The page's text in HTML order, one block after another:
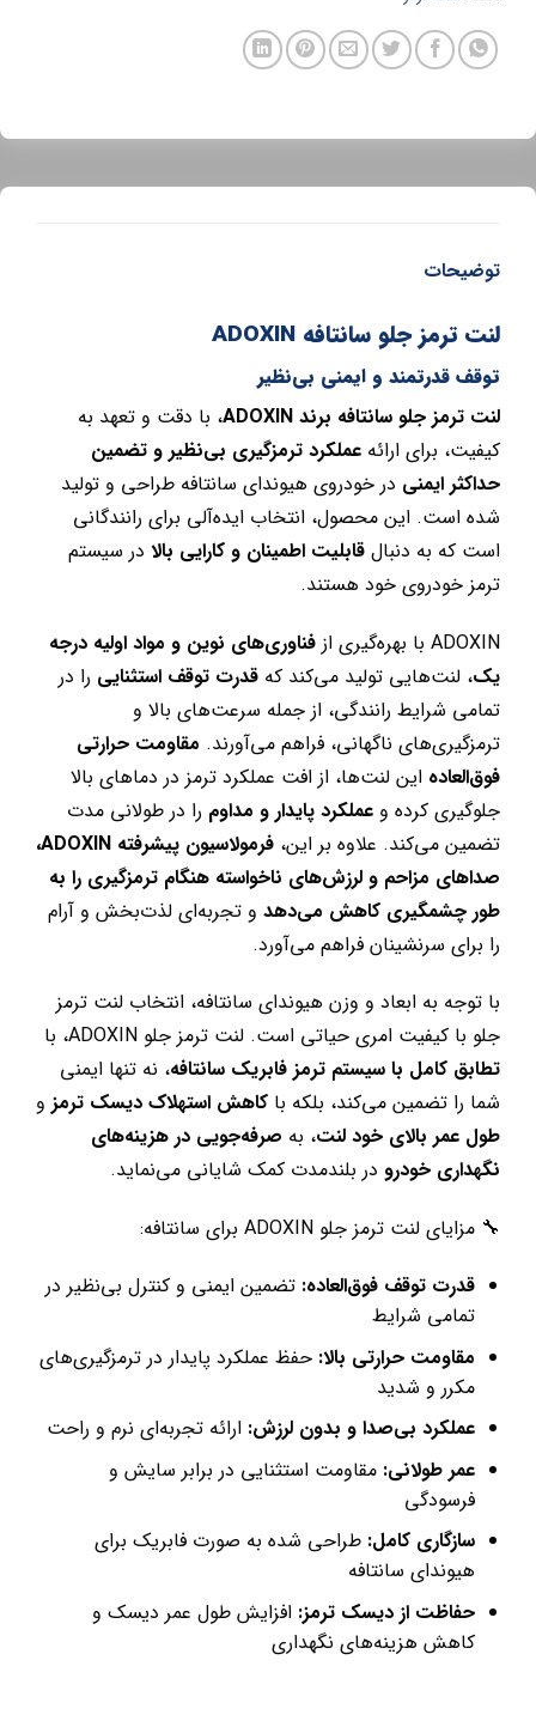
توضیحات
لنت ترمز جلو سانتافه ADOXIN
توقف قدرتمند و ایمنی بی‌نظیر
لنت ترمز جلو سانتافه برند ADOXIN
، با دقت و تعهد به
کیفیت، برای ارائهعملکرد ترمزگیری بی‌نظیر و تضمین
حداکثر ایمنیدر خودروی هیوندای سانتافه طراحی و تولید
شده است. این محصول، انتخاب ایده‌آلی برای رانندگانی
است که به دنبالقابلیت اطمینان و کارایی بالادر سیستم
ترمز خودروی خود هستند.
ADOXIN با بهره‌گیری از
فناوری‌های نوین و مواد اولیه درجه
یک، لنت‌هایی تولید می‌کند کهقدرت توقف استثناییرا در
تمامی شرایط رانندگی، از جمله سرعت‌های بالا و
ترمزگیری‌های ناگهانی، فراهم می‌آورند.مقاومت حرارتی
فوق‌العادهاین لنت‌ها، از افت عملکرد ترمز در دماهای بالا
جلوگیری کرده و عملکرد پایدار و مداومرا در طولانی مدت
تضمین می‌کند. علاوه بر این،
فرمولاسیون پیشرفته ADOXIN،
صداهای مزاحم و لرزش‌های ناخواسته هنگام ترمزگیری را به
طور چشمگیری کاهش می‌دهدو تجربه‌ای لذت‌بخش و آرام
را برای سرنشینان فراهم می‌آورد.
با توجه به ابعاد و وزن هیوندای سانتافه، انتخاب لنت ترمز
جلو با کیفیت امری حیاتی است. لنت ترمز جلو ADOXIN، با
تطابق کامل با سیستم ترمز فابریک سانتافه، نه تنها ایمنی
شما را تضمین می‌کند، بلکه با کاهش استهلاک دیسک ترمزو
طول عمر بالای خود لنت، بهصرفه‌جویی در هزینه‌های
نگهداری خودرودر بلندمدت کمک شایانی می‌نماید.
🔧 مزایای لنت ترمز جلو ADOXIN برای سانتافه:
قدرت توقف فوق‌العاده:تضمین ایمنی و کنترل بی‌نظیر در
تمامی شرایط
مقاومت حرارتی بالا:حفظ عملکرد پایدار در ترمزگیری‌های
مکرر و شدید
عملکرد بی‌صدا و بدون لرزش:ارائه تجربه‌ای نرم و راحت
عمر طولانی:مقاومت استثنایی در برابر سایش و
فرسودگی
سازگاری کامل:طراحی شده به صورت فابریک برای
هیوندای سانتافه
حفاظت از دیسک ترمز:افزایش طول عمر دیسک و
کاهش هزینه‌های نگهداری